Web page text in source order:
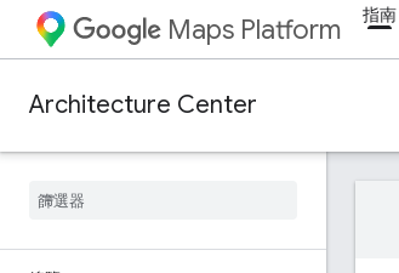
Maps Platform 指南
Architecture Center